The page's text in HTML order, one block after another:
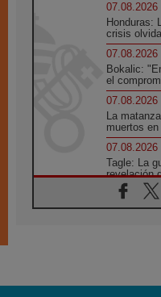
07.08.2026
Honduras:
crisis
07.08.2026
Bokalic:
el
07.08.2026
La
muertos
07.08.2026
Tagle: La
revelación
07.08.2026